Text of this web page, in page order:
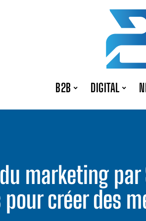
B2B DIGITAL
marketing par
créer des